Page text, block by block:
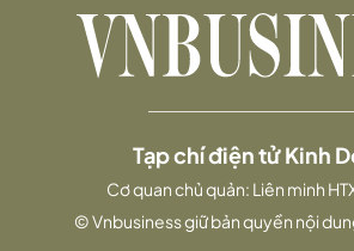
Tạp chí điện tử Kinh
Cơ quan chủ quản: Liên minh
© Vnbusiness giữ bản quyền nội